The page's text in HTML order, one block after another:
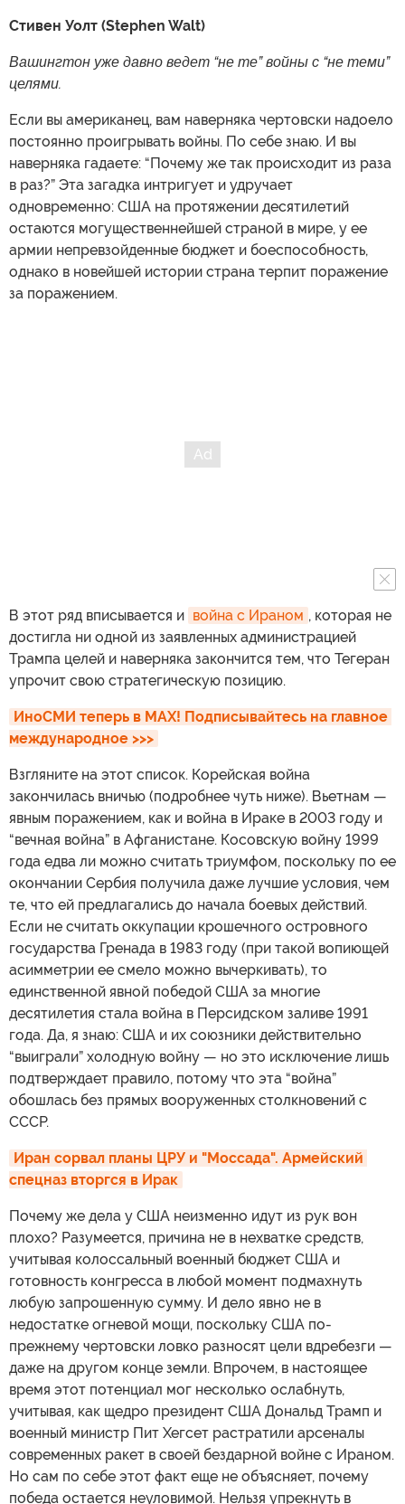
Стивен Уолт (Stephen Walt)
Вашингтон уже давно ведет “не те” войны с “не теми”
целями.
Если вы американец, вам наверняка чертовски надоело
постоянно проигрывать войны. По себе знаю. И вы
наверняка гадаете: “Почему же так происходит из раза
в раз?” Эта загадка интригует и удручает
одновременно: США на протяжении десятилетий
остаются могущественнейшей страной в мире, у ее
армии непревзойденные бюджет и боеспособность,
однако в новейшей истории страна терпит поражение
за поражением.
В этот ряд вписывается и война с Ираном , которая не
достигла ни одной из заявленных администрацией
Трампа целей и наверняка закончится тем, что Тегеран
упрочит свою стратегическую позицию.
ИноСМИ теперь в MAX! Подписывайтесь на главное
международное >>>
Взгляните на этот список. Корейская война
закончилась вничью (подробнее чуть ниже). Вьетнам —
явным поражением, как и война в Ираке в 2003 году и
“вечная война” в Афганистане. Косовскую войну 1999
года едва ли можно считать триумфом, поскольку по ее
окончании Сербия получила даже лучшие условия, чем
те, что ей предлагались до начала боевых действий.
Если не считать оккупации крошечного островного
государства Гренада в 1983 году (при такой вопиющей
асимметрии ее смело можно вычеркивать), то
единственной явной победой США за многие
десятилетия стала война в Персидском заливе 1991
года. Да, я знаю: США и их союзники действительно
“выиграли” холодную войну — но это исключение лишь
подтверждает правило, потому что эта “война”
обошлась без прямых вооруженных столкновений с
СССР.
Иран сорвал планы ЦРУ и "Моссада". Армейский
спецназ вторгся в Ирак
Почему же дела у США неизменно идут из рук вон
плохо? Разумеется, причина не в нехватке средств,
учитывая колоссальный военный бюджет США и
готовность конгресса в любой момент подмахнуть
любую запрошенную сумму. И дело явно не в
недостатке огневой мощи, поскольку США по-
прежнему чертовски ловко разносят цели вдребезги —
даже на другом конце земли. Впрочем, в настоящее
время этот потенциал мог несколько ослабнуть,
учитывая, как щедро президент США Дональд Трамп и
военный министр Пит Хегсет растратили арсеналы
современных ракет в своей бездарной войне с Ираном.
Но сам по себе этот факт еще не объясняет, почему
победа остается неуловимой. Нельзя упрекнуть в